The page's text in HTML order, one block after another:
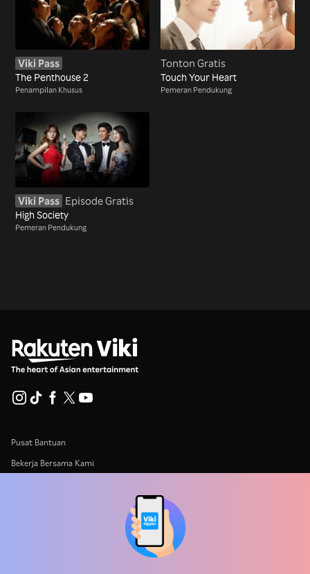
Viki Pass
The Penthouse 2
Penampilan Khusus
Tonton Gratis
Touch Your Heart
Pemeran Pendukung
Viki Pass Episode Gratis
High Society
Pemeran Pendukung
Pusat Bantuan
Bekerja Bersama Kami